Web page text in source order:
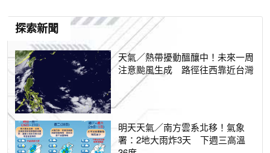
探索新聞
天氣／熱帶擾動醞釀中！未來一周
注意颱風生成 路徑往西靠近台灣
明天天氣／南方雲系北移！氣象
署：2地大雨炸3天 下週三高溫